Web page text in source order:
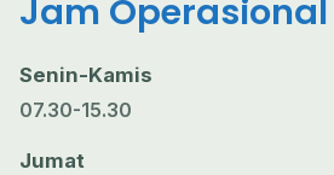
Jam Operasional
Senin-Kamis
07.30-15.30
Jumat